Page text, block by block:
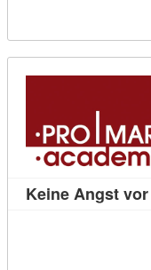
Keine Angst